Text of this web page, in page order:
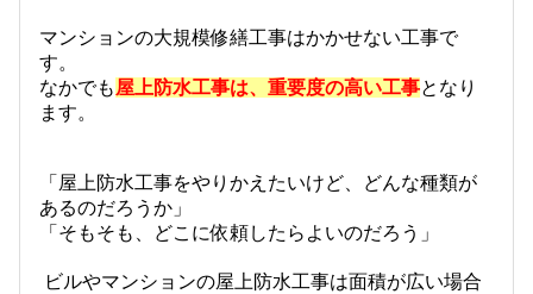
マンションの大規模修繕工事はかかせない工事で
す。
なかでも屋上防水工事は、重要度の高い工事となり
ます。
「屋上防水工事をやりかえたいけど、どんな種類が
あるのだろうか」
「そもそも、どこに依頼したらよいのだろう」
ビルやマンションの屋上防水工事は面積が広い場合